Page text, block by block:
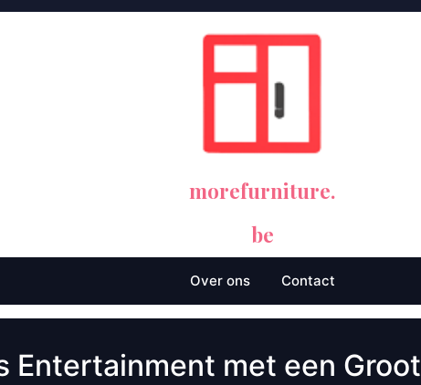
morefurniture.
be
Over ons Contact
Entertainment met een Groot